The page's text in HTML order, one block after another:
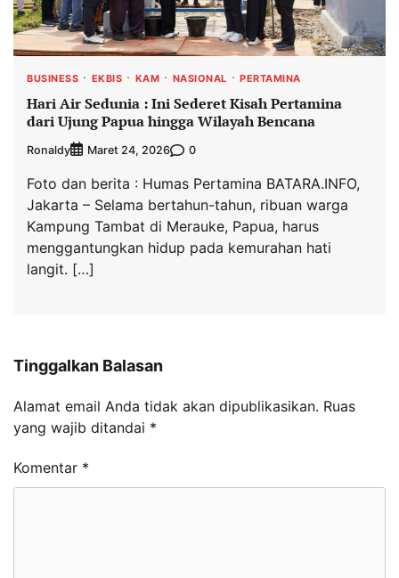
BUSINESS EKBIS KAM NASIONAL PERTAMINA
Hari Air Sedunia : Ini Sederet Kisah Pertamina
dari Ujung Papua hingga Wilayah Bencana
Ronaldy Maret 24, 2026 0
Foto dan berita : Humas Pertamina BATARA.INFO,
Jakarta – Selama bertahun-tahun, ribuan warga
Kampung Tambat di Merauke, Papua, harus
menggantungkan hidup pada kemurahan hati
langit. […]
Tinggalkan Balasan
Alamat email Anda tidak akan dipublikasikan. Ruas
yang wajib ditandai *
Komentar *